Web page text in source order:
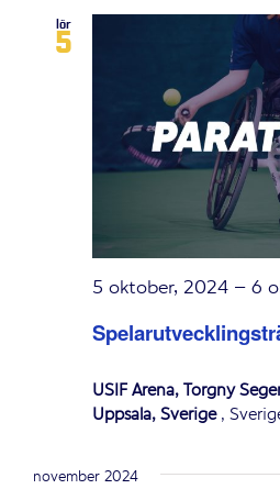
lör
5
5 oktober, 2024 – 6
USIF Arena, Torgny
Uppsala, Sverige,
november 2024